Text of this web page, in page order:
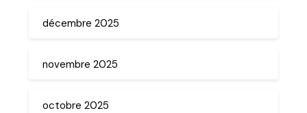
décembre 2025
novembre 2025
octobre 2025